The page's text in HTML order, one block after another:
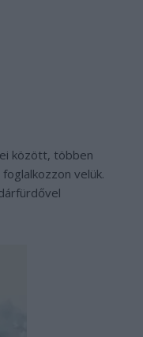
között, többen
velük.